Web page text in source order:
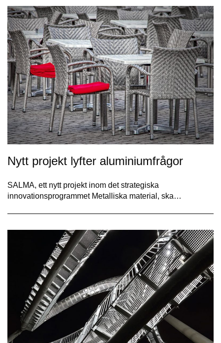
Nytt projekt lyfter aluminiumfrågor
SALMA, ett nytt projekt inom det strategiska
innovationsprogrammet Metalliska material, ska…